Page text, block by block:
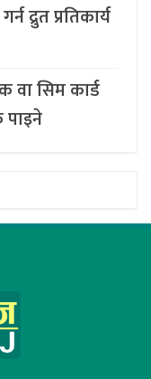
द्रुत प्रतिकार्य
सिम कार्ड
पाइने